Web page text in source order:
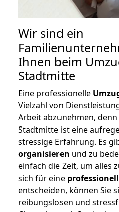
Wir sind ein
Ihnen beim
Stadtmitte
Eine professionelle
Vielzahl von
Arbeit abzunehmen,
Stadtmitte ist eine
stressige Erfahrung. Es
organisieren und zu
einfach die Zeit, um alles
sich für eine
entscheiden, können Sie
reibungslosen und